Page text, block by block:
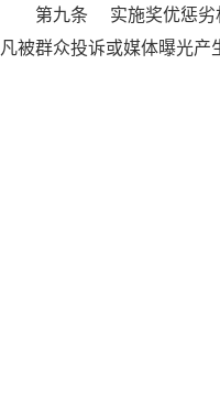
第九条 实施奖优惩劣机
凡被群众投诉或媒体曝光产